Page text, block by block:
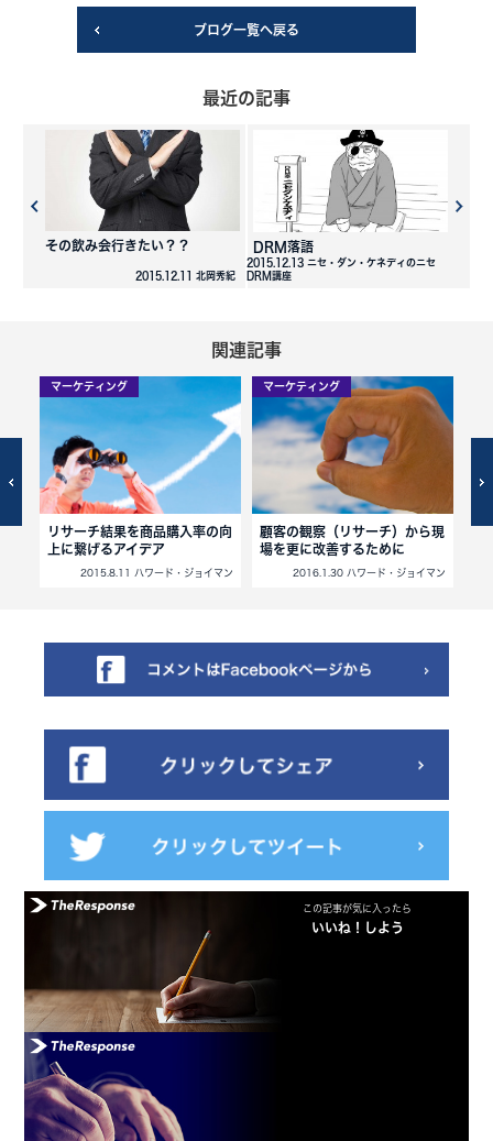
ブログ一覧へ戻る
最近の記事
その飲み会行きたい？？
2015.12.11 北岡秀紀
DRM落語
2015.12.13 ニセ・ダン・ケネディのニセ
DRM講座
関連記事
マーケティング
リサーチ結果を商品購入率の向
上に繋げるアイデア
2015.8.11 ハワード・ジョイマン
マーケティング
顧客の観察（リサーチ）から現
場を更に改善するために
2016.1.30 ハワード・ジョイマン
この記事が気に入ったら
いいね！しよう